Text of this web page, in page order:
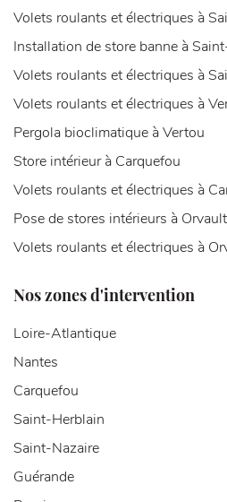
Volets roulants et électriques à
Installation de store banne à
Volets roulants et électriques à
Volets roulants et électriques à
Pergola bioclimatique à Vertou
Store intérieur à Carquefou
Volets roulants et électriques à
Pose de stores intérieurs à Orvault
Volets roulants et électriques à
Nos zones d'intervention
Loire-Atlantique
Nantes
Carquefou
Saint-Herblain
Saint-Nazaire
Guérande